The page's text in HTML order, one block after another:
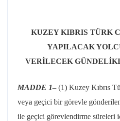
KUZEY KIBRIS TÜRK
YAPILACAK
VERİLECEK
MADDE 1– (1) Kuzey Kıbrıs
veya geçici bir görevle
ile geçici görevlendirme süreleri